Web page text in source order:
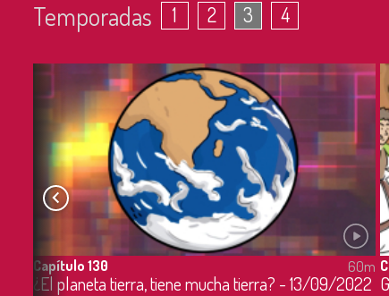
Temporadas 1 2 3 4
Capítulo 130
¿El planeta tierra, tiene mucha tierra? - 13/09/2022
60m